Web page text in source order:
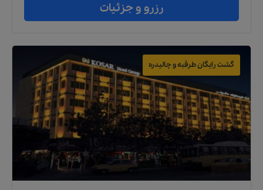
رزرو و جزئیات
گشت رایگان طرقبه و چالیدره